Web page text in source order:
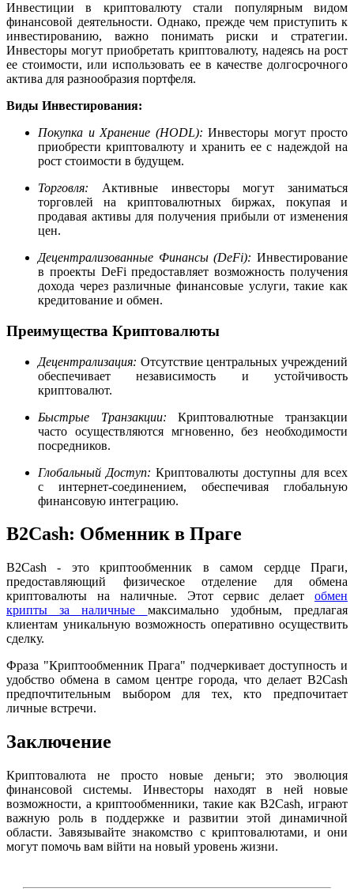
Инвестиции в криптовалюту стали популярным видом
финансовой деятельности. Однако, прежде чем приступить к
инвестированию, важно понимать риски и стратегии.
Инвесторы могут приобретать криптовалюту, надеясь на рост
ее стоимости, или использовать ее в качестве долгосрочного
актива для разнообразия портфеля.
Виды Инвестирования:
Покупка и Хранение (HODL): Инвесторы могут просто
приобрести криптовалюту и хранить ее с надеждой на
рост стоимости в будущем.
Торговля: Активные инвесторы могут заниматься
торговлей на криптовалютных биржах, покупая и
продавая активы для получения прибыли от изменения
цен.
Децентрализованные Финансы (DeFi): Инвестирование
в проекты DeFi предоставляет возможность получения
дохода через различные финансовые услуги, такие как
кредитование и обмен.
Преимущества Криптовалюты
Децентрализация: Отсутствие центральных учреждений
обеспечивает независимость и устойчивость
криптовалют.
Быстрые Транзакции: Криптовалютные транзакции
часто осуществляются мгновенно, без необходимости
посредников.
Глобальный Доступ: Криптовалюты доступны для всех
с интернет-соединением, обеспечивая глобальную
финансовую интеграцию.
B2Cash: Обменник в Праге
B2Cash - это криптообменник в самом сердце Праги,
предоставляющий физическое отделение для обмена
криптовалюты на наличные. Этот сервис делает обмен
крипты за наличные максимально удобным, предлагая
клиентам уникальную возможность оперативно осуществить
сделку.
Фраза "Криптообменник Прага" подчеркивает доступность и
удобство обмена в самом центре города, что делает B2Cash
предпочтительным выбором для тех, кто предпочитает
личные встречи.
Заключение
Криптовалюта не просто новые деньги; это эволюция
финансовой системы. Инвесторы находят в ней новые
возможности, а криптообменники, такие как B2Cash, играют
важную роль в поддержке и развитии этой динамичной
области. Завязывайте знакомство с криптовалютами, и они
могут помочь вам війти на новый уровень жизни.